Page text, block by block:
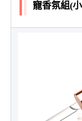
寵香氛組(